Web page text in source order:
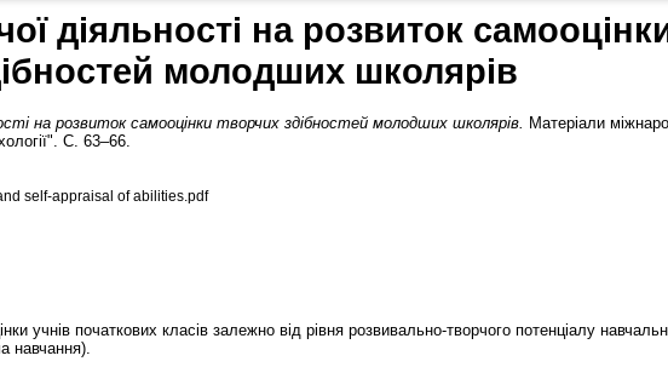
діяльності на розвиток
молодших школярів
на розвиток самооцінки творчих здібностей молодших школярів. Матеріали
С. 63–66.
self-appraisal of abilities.pdf
учнів початкових класів залежно від рівня розвивально-творчого потенціалу
навчання).